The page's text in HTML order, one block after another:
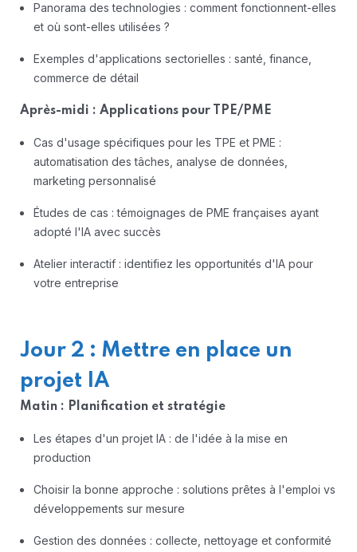
Panorama des technologies : comment fonctionnent-elles
et où sont-elles utilisées ?
Exemples d'applications sectorielles : santé, finance,
commerce de détail
Après-midi : Applications pour TPE/PME
Cas d'usage spécifiques pour les TPE et PME :
automatisation des tâches, analyse de données,
marketing personnalisé
Études de cas : témoignages de PME françaises ayant
adopté l'IA avec succès
Atelier interactif : identifiez les opportunités d'IA pour
votre entreprise
Jour 2 : Mettre en place un
projet IA
Matin : Planification et stratégie
Les étapes d'un projet IA : de l'idée à la mise en
production
Choisir la bonne approche : solutions prêtes à l'emploi vs
développements sur mesure
Gestion des données : collecte, nettoyage et conformité